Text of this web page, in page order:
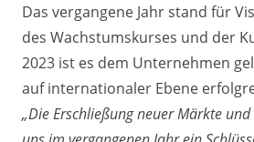
Das vergangene Jahr stand für
des Wachstumskurses und der
2023 ist es dem Unternehmen
auf internationaler Ebene
„Die Erschließung neuer Märkte